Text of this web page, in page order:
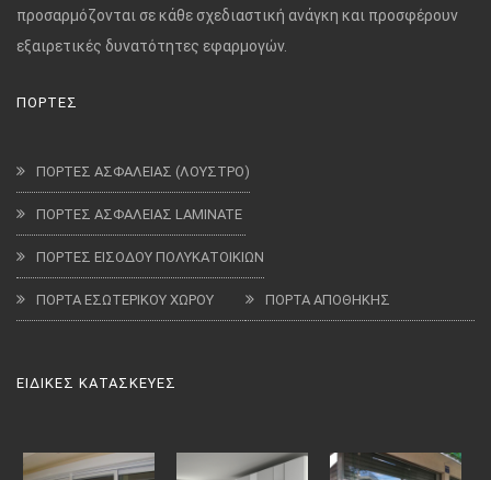
προσαρμόζονται σε κάθε σχεδιαστική ανάγκη και προσφέρουν
εξαιρετικές δυνατότητες εφαρμογών.
ΠΟΡΤΕΣ
ΠΟΡΤΕΣ ΑΣΦΑΛΕΙΑΣ (ΛΟΥΣΤΡΟ)
ΠΟΡΤΕΣ ΑΣΦΑΛΕΙΑΣ LAMINATE
ΠΟΡΤΕΣ ΕΙΣΟΔΟΥ ΠΟΛΥΚΑΤΟΙΚΙΩΝ
ΠΟΡΤΑ ΕΣΩΤΕΡΙΚΟΥ ΧΩΡΟΥ ΠΟΡΤΑ ΑΠΟΘΗΚΗΣ
ΕΙΔΙΚΕΣ ΚΑΤΑΣΚΕΥΕΣ